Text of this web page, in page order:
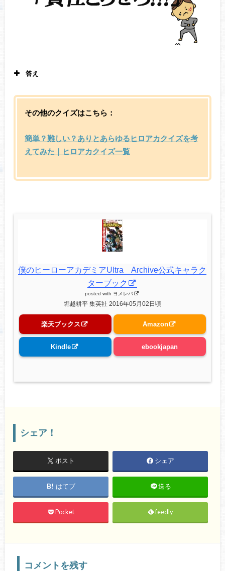
答え
その他のクイズはこちら：
簡単？難しい？ありとあらゆるヒロアカクイズを考
えてみた｜ヒロアカクイズ一覧
僕のヒーローアカデミアUltra Archive公式キャラク
ターブック
posted with ヨメレバ
堀越耕平 集英社 2016年05月02日頃
楽天ブックス Amazon
Kindle ebookjapan
シェア！
ポスト シェア
はてブ 送る
Pocket feedly
コメントを残す